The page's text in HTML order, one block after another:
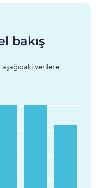
bakış
aşağıdaki verilere